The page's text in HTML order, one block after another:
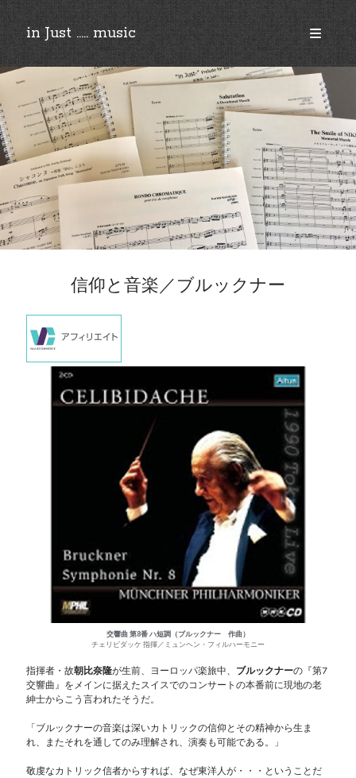
in Just ..... music
open
primary
menu
Sidebar
©︎2018-2025 by Ken’ichi MASAKADO, All rights reserved.
信仰と音楽／ブルックナー
交響曲 第8番 ハ短調（ブルックナー 作曲）
チェリビダッケ 指揮／ミュンヘン・フィルハーモニー
指揮者・故朝比奈隆が生前、ヨーロッパ楽旅中、 ブルックナーの『第7
交響曲』をメインに据えたスイスでのコンサートの本番前に現地の老
紳士からこう言われたそうだ。
「ブルックナーの音楽は深いカトリックの信仰とその精神から生ま
れ、またそれを通してのみ理解され、演奏も可能である。」
敬虔なカトリック信者からすれば、なぜ東洋人が・・・ということだ